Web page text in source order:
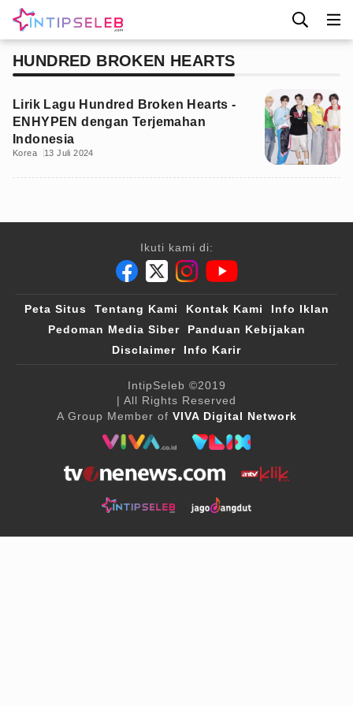
HUNDRED BROKEN HEARTS
Lirik Lagu Hundred Broken Hearts -
ENHYPEN dengan Terjemahan
Indonesia
Korea 13 Juli 2024
Ikuti kami di:
Peta Situs Tentang Kami Kontak Kami
Info Iklan
Pedoman Media Siber
Panduan Kebijakan
Disclaimer
Info Karir
IntipSeleb ©2019
| All Rights Reserved
A Group Member of VIVA Digital Network